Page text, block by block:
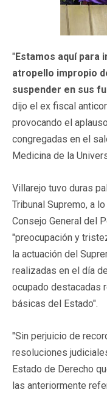
"Estamos aquí para
atropello impropio
suspender en sus
dijo el ex fiscal
provocando el
congregadas en el
Medicina de la
Villarejo tuvo duras
Tribunal Supremo, a
Consejo General del
"preocupación y
la actuación del
realizadas en el día
ocupado destacadas
básicas del Estado".
"Sin perjuicio de
resoluciones
Estado de Derecho
las anteriormente